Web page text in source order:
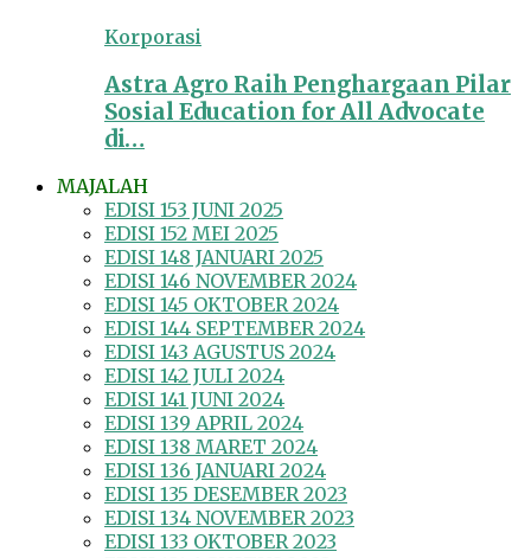
Korporasi
Astra Agro Raih Penghargaan Pilar
Sosial Education for All Advocate
di…
MAJALAH
EDISI 153 JUNI 2025
EDISI 152 MEI 2025
EDISI 148 JANUARI 2025
EDISI 146 NOVEMBER 2024
EDISI 145 OKTOBER 2024
EDISI 144 SEPTEMBER 2024
EDISI 143 AGUSTUS 2024
EDISI 142 JULI 2024
EDISI 141 JUNI 2024
EDISI 139 APRIL 2024
EDISI 138 MARET 2024
EDISI 136 JANUARI 2024
EDISI 135 DESEMBER 2023
EDISI 134 NOVEMBER 2023
EDISI 133 OKTOBER 2023